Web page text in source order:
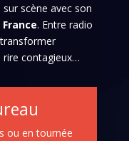
scène avec son
. Entre radio
rire contagieux…
ou en tournée